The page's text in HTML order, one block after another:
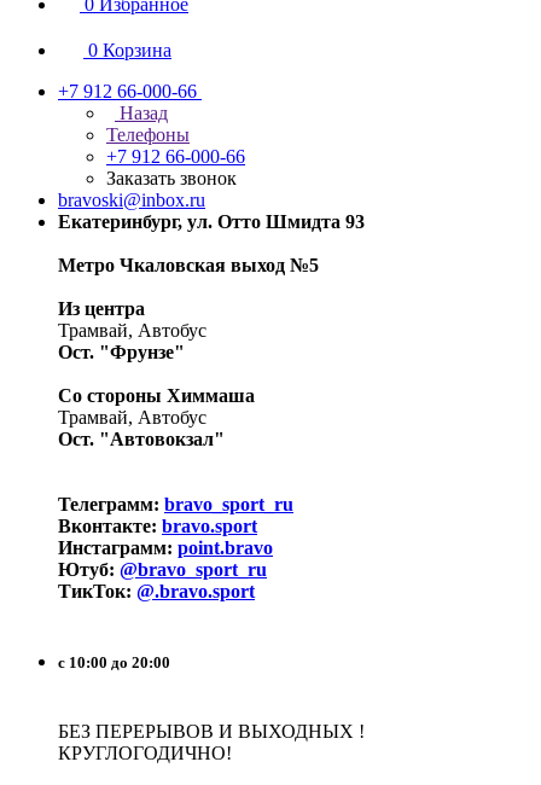
0 Избранное
0 Корзина
+7 912 66-000-66
Назад
Телефоны
+7 912 66-000-66
Заказать звонок
bravoski@inbox.ru
Екатеринбург, ул. Отто Шмидта 93
Метро Чкаловская выход №5
Из центра
Трамвай, Автобус
Ост. "Фрунзе"
Со стороны Химмаша
Трамвай, Автобус
Ост. "Автовокзал"
Телеграмм: bravo_sport_ru
Вконтакте: bravo.sport
Инстаграмм: point.bravo
Ютуб: @bravo_sport_ru
ТикТок: @.bravo.sport
с 10:00 до 20:00
БЕЗ ПЕРЕРЫВОВ И ВЫХОДНЫХ !
КРУГЛОГОДИЧНО!